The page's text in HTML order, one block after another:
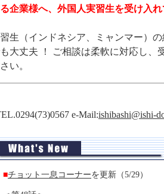
企業様へ、外国人実習生を受け入れ
生（インドネシア、ミャンマー）の
大丈夫 ！ ご相談は柔軟に対応し、
い。
e-Mail:ishibashi@ishi-
■チョット一息コーナーを更新（5/29）